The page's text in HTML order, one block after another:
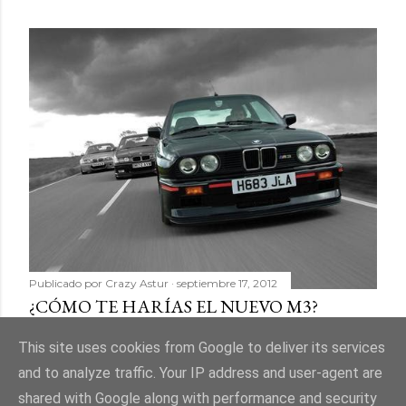
Publicado por Crazy Astur septiembre 17, 2012
¿CÓMO TE HARÍAS EL NUEVO M3?
11 comentarios
This site uses cookies from Google to deliver its services
and to analyze traffic. Your IP address and user-agent are
shared with Google along with performance and security